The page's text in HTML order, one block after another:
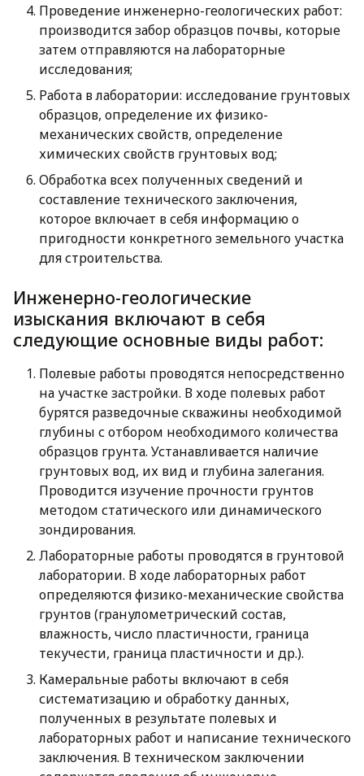
Проведение инженерно-геологических работ:
производится забор образцов почвы, которые
затем отправляются на лабораторные
исследования;
Работа в лаборатории: исследование грунтовых
образцов, определение их физико-
механических свойств, определение
химических свойств грунтовых вод;
Обработка всех полученных сведений и
составление технического заключения,
которое включает в себя информацию о
пригодности конкретного земельного участка
для строительства.
Инженерно-геологические
изыскания включают в себя
следующие основные виды работ:
Полевые работы проводятся непосредственно
на участке застройки. В ходе полевых работ
бурятся разведочные скважины необходимой
глубины с отбором необходимого количества
образцов грунта. Устанавливается наличие
грунтовых вод, их вид и глубина залегания.
Проводится изучение прочности грунтов
методом статического или динамического
зондирования.
Лабораторные работы проводятся в грунтовой
лаборатории. В ходе лабораторных работ
определяются физико-механические свойства
грунтов (гранулометрический состав,
влажность, число пластичности, граница
текучести, граница пластичности и др.).
Камеральные работы включают в себя
систематизацию и обработку данных,
полученных в результате полевых и
лабораторных работ и написание технического
заключения. В техническом заключении